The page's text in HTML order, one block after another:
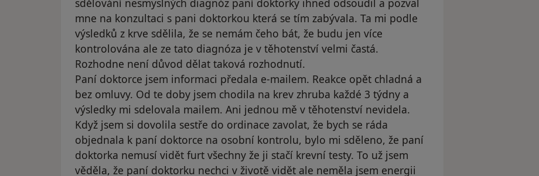
sdělování nesmyslných diagnóz paní doktorky ihned odsoudil a pozval
mne na konzultaci s pani doktorkou která se tím zabývala. Ta mi podle
výsledků z krve sdělila, že se nemám čeho bát, že budu jen více
kontrolována ale ze tato diagnóza je v těhotenství velmi častá.
Rozhodne není důvod dělat taková rozhodnutí.
Paní doktorce jsem informaci předala e-mailem. Reakce opět chladná a
bez omluvy. Od te doby jsem chodila na krev zhruba každé 3 týdny a
výsledky mi sdelovala mailem. Ani jednou mě v těhotenství nevidela.
Když jsem si dovolila sestře do ordinace zavolat, že bych se ráda
objednala k paní doktorce na osobní kontrolu, bylo mi sděleno, že paní
doktorka nemusí vidět furt všechny že ji stačí krevní testy. To už jsem
věděla, že paní doktorku nechci v životě vidět ale neměla jsem energii